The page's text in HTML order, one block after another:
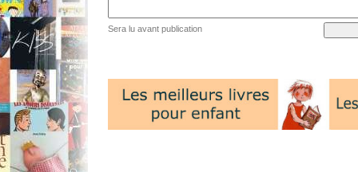
Sera lu avant publication